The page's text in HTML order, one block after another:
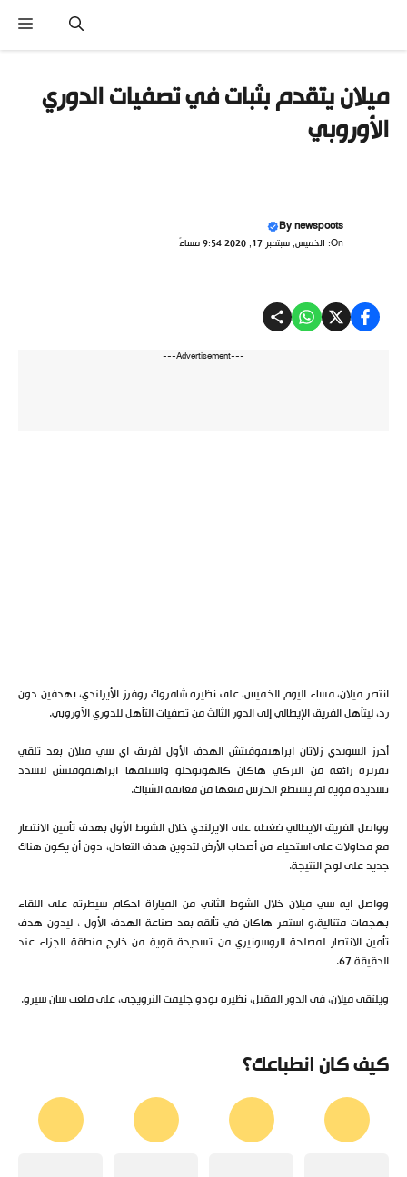
ميلان يتقدم بثبات في تصفيات الدوري
الأوروبي
Bynewspoots
On: الخميس, سبتمبر 17, 2020 9:54 مساءً
---Advertisement---
انتصر ميلان، مساء اليوم الخميس، على نظيره شامروك روفرز الأيرلندي، بهدفين دون
رد، ليتأهل الفريق الإيطالي إلى الدور الثالث من تصفيات التأهل للدوري الأوروبي.
أحرز السويدي زلاتان ابراهيموفيتش الهدف الأول لفريق اي سي ميلان بعد تلقي
تمريرة رائعة من التركي هاكان كالهونوجلو واستلمها ابراهيموفيتش ليسدد
تسديدة قوية لم يستطع الحارس منعها من معانقة الشباك.
وواصل الفريق الايطالي ضغطه على الايرلندي خلال الشوط الأول بهدف تأمين الانتصار
مع محاولات على استحياء من أصحاب الأرض لتدوين هدف التعادل، دون أن يكون هناك
جديد على لوح النتيجة.
وواصل ايه سي ميلان خلال الشوط الثاني من المياراة احكام سيطرته على اللقاء
بهجمات متتالية،و استمر هاكان في تألقه بعد صناعة الهدف الأول ، ليدون هدف
تأمين الانتصار لمصلحة الروسونيري من تسديدة قوية من خارج منطقة الجزاء عند
الدقيقة 67.
ويلتقي ميلان، في الدور المقبل، نظيره بودو جليمت النرويجي، على ملعب سان سيرو.
كيف كان انطباعك؟